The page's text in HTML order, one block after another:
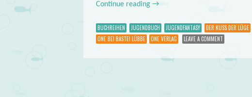
Continue reading →
BUCHREIHEN JUGENDBUCH JUGENDFANTASY DER KUSS DER LÜGE
ONE BEI BASTEI LÜBBE
ONE VERLAG LEAVE A COMMENT